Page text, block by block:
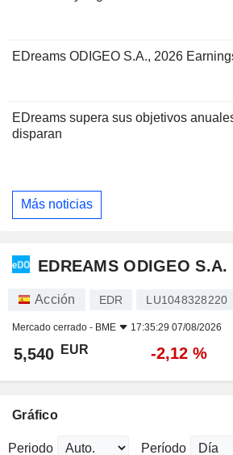
EDreams ODIGEO S.A., 2026
EDreams supera sus objetivos
disparan
Más noticias
EDREAMS ODIGEO S.A.
Acción EDR LU1048328220
Mercado cerrado - BME 17:35:29 07/08/2026
5,540 EUR -2,12 %
Gráfico
Periodo Período